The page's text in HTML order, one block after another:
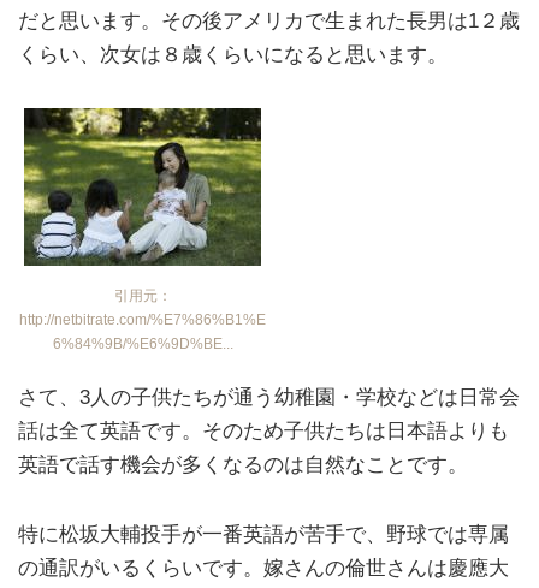
だと思います。その後アメリカで生まれた長男は1２歳
くらい、次女は８歳くらいになると思います。
引用元：
http://netbitrate.com/%E7%86%B1%E
6%84%9B/%E6%9D%BE...
さて、3人の子供たちが通う幼稚園・学校などは日常会
話は全て英語です。そのため子供たちは日本語よりも
英語で話す機会が多くなるのは自然なことです。
特に松坂大輔投手が一番英語が苦手で、野球では専属
の通訳がいるくらいです。嫁さんの倫世さんは慶應大